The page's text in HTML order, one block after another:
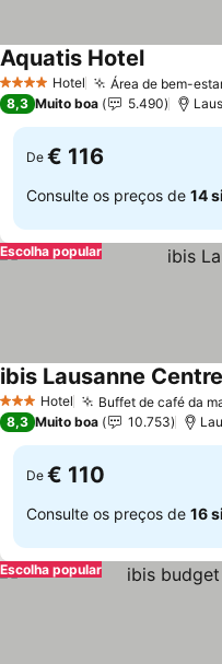
4 EstrelasHotel Área de bem-
Aquatis Hotel
8,3 Muito boa 5.490
De € 116
Consulte os preços de 14
Escolha popular
3 EstrelasHotel Buffet de café da
ibis Lausanne Centre
8,3 Muito boa 10.753
De € 110
Consulte os preços de 16
Escolha popular